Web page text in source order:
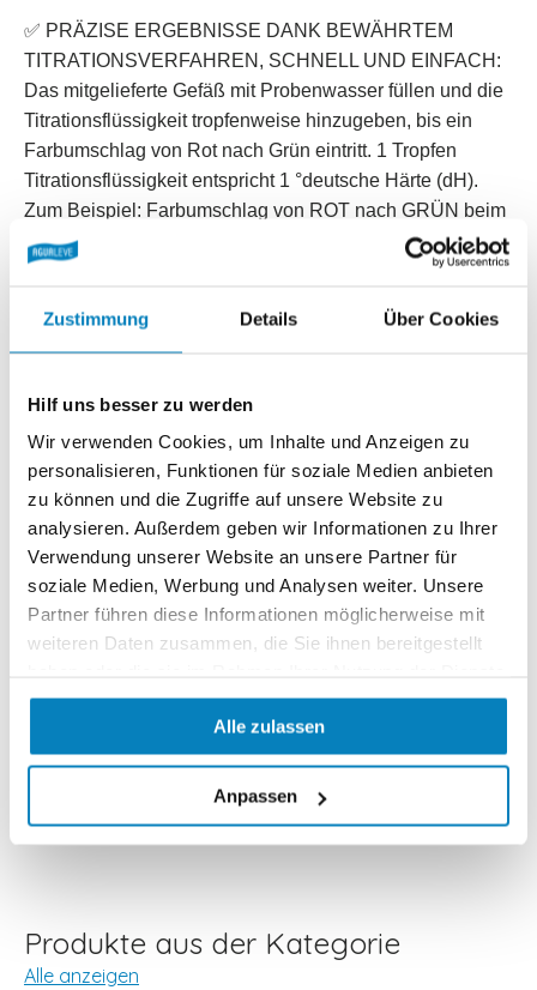
Zustimmung Details Über Cookies
Hilf uns besser zu werden
Wir verwenden Cookies, um Inhalte und Anzeigen zu
personalisieren, Funktionen für soziale Medien anbieten
zu können und die Zugriffe auf unsere Website zu
analysieren. Außerdem geben wir Informationen zu Ihrer
Verwendung unserer Website an unsere Partner für
soziale Medien, Werbung und Analysen weiter. Unsere
Partner führen diese Informationen möglicherweise mit
weiteren Daten zusammen, die Sie ihnen bereitgestellt
gesammelt haben.
Alle zulassen
Anpassen
✅ PRÄZISE ERGEBNISSE DANK BEWÄHRTEM
TITRATIONSVERFAHREN, SCHNELL UND EINFACH:
Das mitgelieferte Gefäß mit Probenwasser füllen und die
Titrationsflüssigkeit tropfenweise hinzugeben, bis ein
Farbumschlag von Rot nach Grün eintritt. 1 Tropfen
Titrationsflüssigkeit entspricht 1 °deutsche Härte (dH).
Zum Beispiel: Farbumschlag von ROT nach GRÜN beim
7. Tropfen = 7 °deutsche Härte (°dH). Falls sich das
Wasser direkt beim 1.
Tropfen GRÜN färbt, beträgt die
✅ VIELSEITIG EINSETZBAR: Für alle Wässer geeignet
Quellwasser). Zum Einsatz in Haushalt, Küche und
Garten. Zur Bestimmung der Wasserhärte für:
Kaffeevollautomaten (den Härtegrad zu programmieren),
Enthärtungsanlagen/ Wasserenthärtungsanlagen/
Entkalkungsanlagen (um die Funktion zu überprüfen und
Resthärte einzustellen), Aquarium, Teich und Pool.
✅ UNSCHLAGBARER PREIS DANK VIELER
MESSUNGEN: Unser Ziel ist es, qualitativ hochwertige
den Vergleich, unser Wasserhärte Test ist der Günstigste:
25 Messungen bei einer Gesamthärte von 25 °dH, 200
Messungen bei einer Gesamthärte von 3 °dH.
Produkte aus der Kategorie
Alle anzeigen